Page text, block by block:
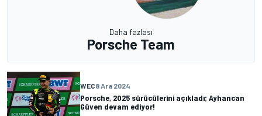
Daha fazlası
Porsche Team
WEC8 Ara 2024
Porsche, 2025 sürücülerini açıkladı; Ayhancan
Güven devam ediyor!